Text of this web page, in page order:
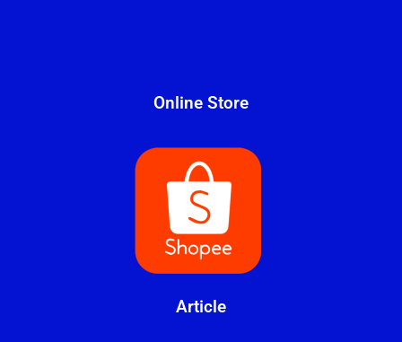
Online Store
Article